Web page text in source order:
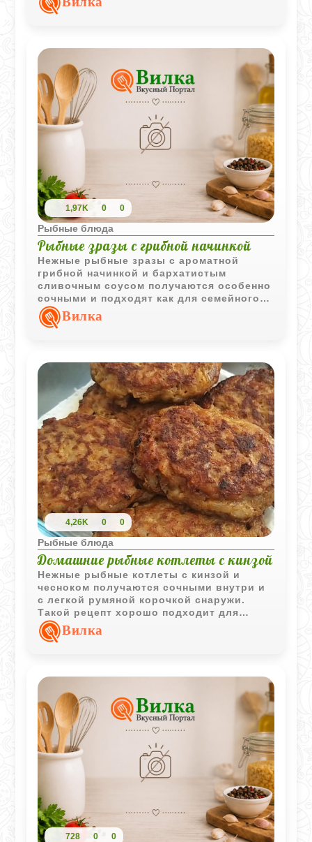
рыбы и омлета делает блюдо особенно
1,97K 0 0
Рыбные блюда
Рыбные зразы с грибной начинкой
Нежные рыбные зразы с ароматной
грибной начинкой и бархатистым
сливочным соусом получаются особенно
сочными и подходят как для семейного
ужина, так и для праздничного стола.
Вилка
4,26K 0 0
Рыбные блюда
Домашние рыбные котлеты с кинзой
Нежные рыбные котлеты с кинзой и
чесноком получаются сочными внутри и
с легкой румяной корочкой снаружи.
Такой рецепт хорошо подходит для
быстрого домашнего ужина без сложных
ингредиентов.
Вилка
728 0 0